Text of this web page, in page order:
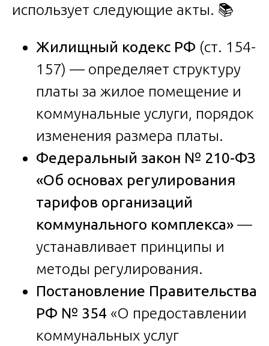
использует следующие акты. 📚
Жилищный кодекс РФ (ст. 154-
157) — определяет структуру
платы за жилое помещение и
коммунальные услуги, порядок
изменения размера платы.
Федеральный закон № 210-ФЗ
«Об основах регулирования
тарифов организаций
коммунального комплекса» —
устанавливает принципы и
методы регулирования.
Постановление Правительства
РФ № 354 «О предоставлении
коммунальных услуг